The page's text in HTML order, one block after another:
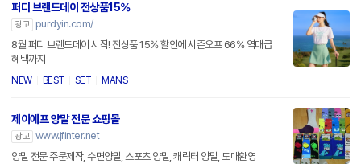
퍼디 브랜드데이 전상품15%
광고
purdyin.com/
8월 퍼디 브랜드데이 시작! 전상품 15% 할인에 시즌오프 66% 역대급
혜택까지
NEW BEST SET MANS
제이에프 양말 전문 쇼핑몰
광고 www.jfinter.net
양말 전문 주문제작, 수면양말, 스포츠 양말, 캐릭터 양말, 도매환영